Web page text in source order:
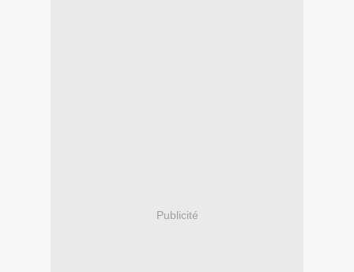
Publicité